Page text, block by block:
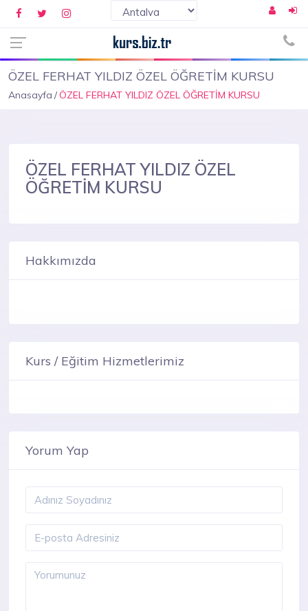
ÖZEL FERHAT YILDIZ ÖZEL ÖĞRETİM KURSU
Anasayfa ÖZEL FERHAT YILDIZ ÖZEL ÖĞRETİM KURSU
ÖZEL FERHAT YILDIZ ÖZEL
ÖĞRETİM KURSU
Hakkımızda
Kurs / Eğitim Hizmetlerimiz
Yorum Yap